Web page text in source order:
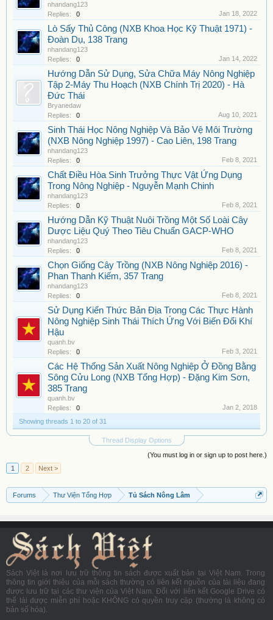
nhandang123
Replies:
0 Jan 18, 2022
Lò Sấy Thủ Công (NXB Khoa Học Kỹ Thuật 1971) -
Đoàn Dụ, 138 Trang
nhandang123
Replies:
0 Jan 14, 2022
Hướng Dẫn Sử Dụng, Sửa Chữa Máy Nông Nghiệp
Tập 2-Máy Thu Hoạch (NXB Chính Trị 2020) - Hà
Đức Thái
Bryanedaw
Replies:
0 Aug 10, 2021
Sinh Thái Học Nông Nghiệp Và Bảo Vệ Môi Trường
(NXB Nông Nghiệp 1997) - Cao Liên, 198 Trang
nhandang123
Replies:
0 Feb 8, 2021
Chất Điều Hòa Sinh Trưởng Thực Vật Ứng Dụng
Trong Nông Nghiệp - Nguyễn Mạnh Chinh
nhandang123
Replies:
0 Feb 8, 2021
Hướng Dẫn Kỹ Thuật Nuôi Trồng Một Số Loài Cây
Dược Liệu Quý Theo Tiêu Chuẩn GACP-WHO
nhandang123
Replies:
0 Feb 8, 2021
Chọn Giống Cây Trồng (NXB Nông Nghiệp 2016) -
Phan Thanh Kiếm, 357 Trang
nhandang123
Replies:
0 Feb 8, 2021
Sử Dụng Kiến Thức Bản Địa Trong Các Thực Hành
Nông Nghiệp Sinh Thái Thích Ứng Với Biến Đổi Khí
Hậu
quanh.bv
Replies:
0 Feb 3, 2021
Các Hệ Thống Sản Xuất Nông Nghiệp Ở Đồng Bằng
Sông Cửu Long (NXB Tổng Hợp) - Đặng Kim Sơn,
385 Trang
quanh.bv
Replies:
0
Jan 2, 2018
Showing threads 1 to 20 of 31
Thread Display Options
(You must log in or sign up to post here.)
1
2 Next >
Forums Thư Viện Tổng Hợp Tủ Sách Nông Lâm
Sách Việt là nơi lưu trữ thông tin sách được xuất bản tại Việt Nam. Trong
thông tin giới thiệu của mỗi sách thường có liên kết nguồn của tài liệu đang
được lưu trữ tại các thư viện của Việt Nam. Đối với liên kết Google Drive có
thể tải được miễn phí hoặc KHÔNG có quyền truy cập (thường là không có
bản số hóa).